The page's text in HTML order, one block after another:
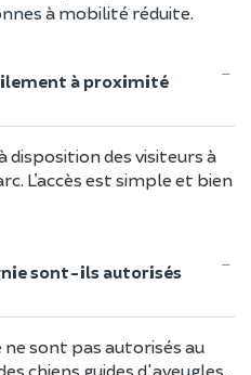
à mobilité réduite.
à proximité
disposition des visiteurs à
L’accès est simple et bien
sont-ils autorisés
ne sont pas autorisés au
chiens guides d'aveugles.